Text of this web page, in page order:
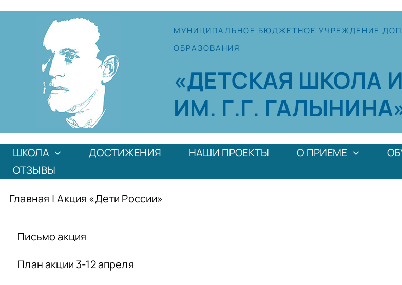
Skip
МУНИЦИПАЛЬНОЕ БЮДЖЕТНОЕ УЧРЕЖДЕНИЕ
ОБРАЗОВАНИЯ
«ДЕТСКАЯ ШКОЛА
ИМ. Г.Г.
ШКОЛА ДОСТИЖЕНИЯ НАШИ ПРОЕКТЫ О ПРИЕМЕ
ОТЗЫВЫ
Главная | Акция «Дети России»
Письмо акция
План акции 3-12 апреля